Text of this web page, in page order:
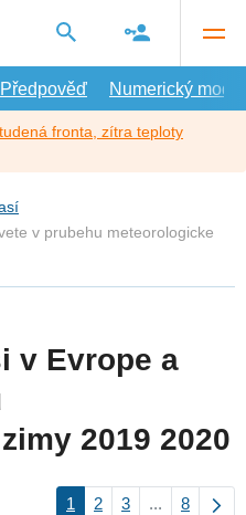
Předpověď Numerický model
fronta, zítra teploty
v prubehu meteorologicke
v Evrope a
2019 2020
1 2 3 ... 8